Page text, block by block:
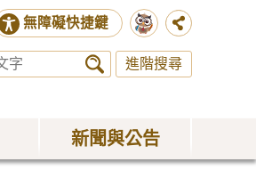
無障礙快捷鍵
進階搜尋
新聞與公告